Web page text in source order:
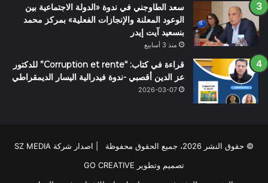
سعد الطاوجني في ندوة «الدولة الاجتماعية بين
الوعود المعلنة والإنجازات الفعلية» بمركز محمد
بنسعيد آيت إيدر
منذ 3 أسابيع
قراءة في كتاب: “Corruption et rente” للدكتور
عز الدين أقصبي -ندوة فيدرالية اليسار الديمقراطي
2026-03-07
© حقوق النشر 2026، جميع الحقوق محفوظة | اصدار شركة SZ MEDIA
تصميم وتطوير GO CREATIVE